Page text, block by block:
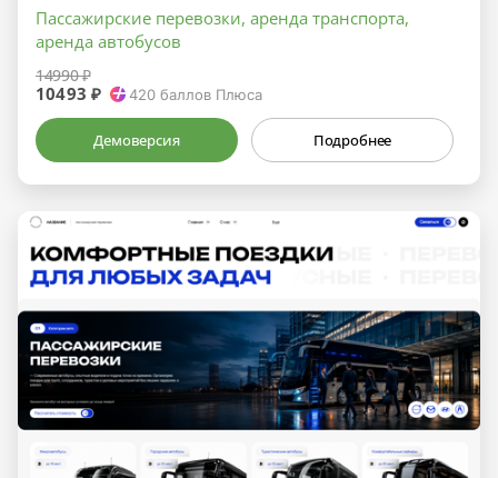
Пассажирские перевозки, аренда транспорта,
аренда автобусов
14990 ₽
10493 ₽ 420 баллов Плюса
Демоверсия Подробнее